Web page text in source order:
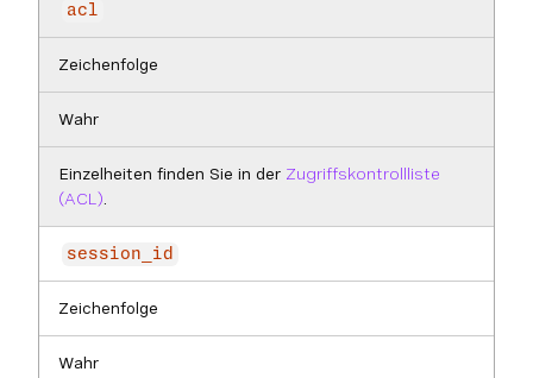
acl
Zeichenfolge
Wahr
Einzelheiten finden Sie in der Zugriffskontrollliste
(ACL)
session_id
Zeichenfolge
Wahr